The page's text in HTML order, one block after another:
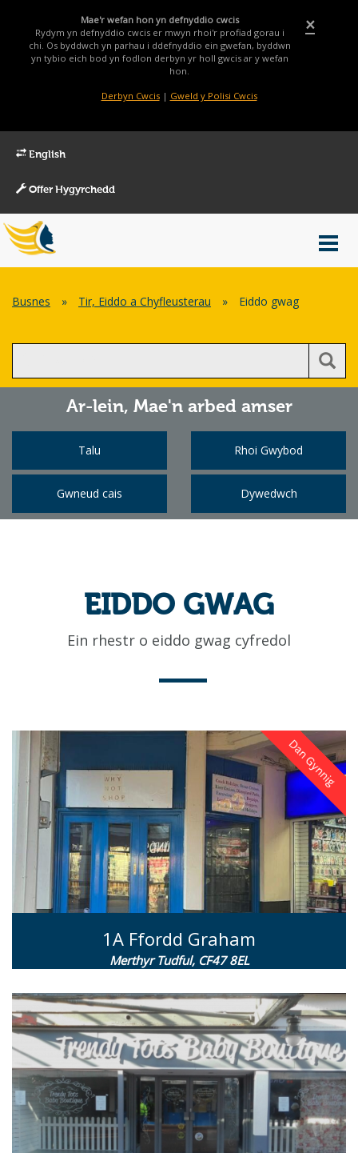
×
Mae'r wefan hon yn defnyddio cwcis
Rydym yn defnyddio cwcis er mwyn rhoi'r profiad gorau i
chi. Os byddwch yn parhau i ddefnyddio ein gwefan, byddwn
yn tybio eich bod yn fodlon derbyn yr holl gwcis ar y wefan
hon.
Derbyn Cwcis| Gweld y Polisi Cwcis
English
Offer Hygyrchedd
Main
Menu
Breadcrumb
Busnes » Tir, Eiddo a Chyfleusterau » Eiddo gwag
Ar-lein, Mae'n arbed amser
Talu Rhoi Gwybod
Gwneud cais Dywedwch
EIDDO GWAG
Ein rhestr o eiddo gwag cyfredol
1A Ffordd Graham
Merthyr Tudful, CF47 8EL